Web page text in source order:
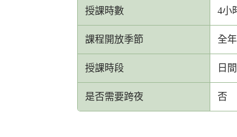
授課時數 4小
課程開放季節 全年
授課時段 日間
是否需要跨夜 否